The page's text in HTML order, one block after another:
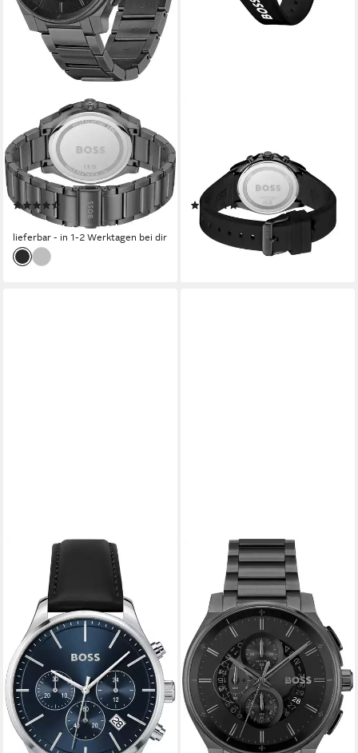
Chronograph PEAK 2.0
1514192, Quarzuhr,
Armbanduhr, Herrenuhr,
Edelstahlarmband, analog, Tag
449,00 €
lieferbar - in 1-2 Werktagen bei dir
CHRONO 1514289, Quarzuhr,
Armbanduhr, Herrenuhr,
Silikonarmband, analog, Tag
(2)
329,00 €
lieferbar - in 1-2 Werktagen bei dir